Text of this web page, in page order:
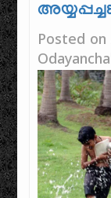
Posted on